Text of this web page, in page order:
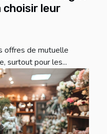
choisir leur
offres de mutuelle
surtout pour les...